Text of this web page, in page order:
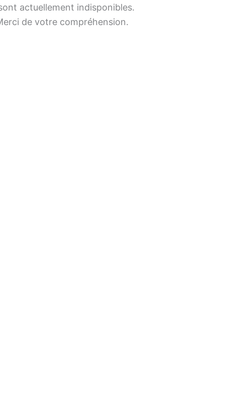
actuellement indisponibles.
de votre compréhension.